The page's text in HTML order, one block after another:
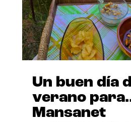
Un buen día
verano
Mansanet